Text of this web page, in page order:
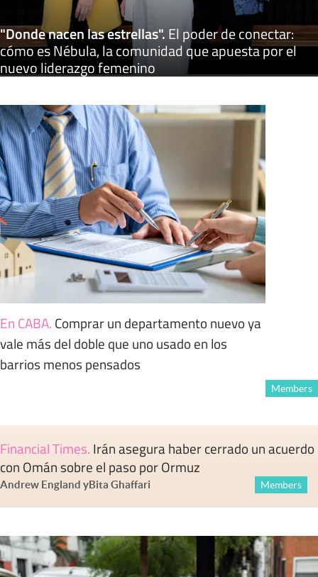
"Donde nacen las estrellas".El poder de conectar:
cómo es Nébula, la comunidad que apuesta por el
nuevo liderazgo femenino
En CABA. Comprar un departamento nuevo ya
vale más del doble que uno usado en los
barrios menos pensados
Members
Financial Times. Irán asegura haber cerrado un acuerdo
con Omán sobre el paso por Ormuz
Andrew England yBita Ghaffari Members